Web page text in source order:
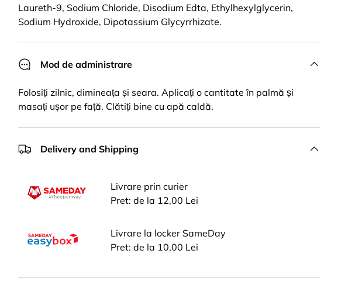
Laureth-9, Sodium Chloride, Disodium Edta, Ethylhexylglycerin,
Sodium Hydroxide, Dipotassium Glycyrrhizate.
Mod de administrare
Folosiți zilnic, dimineața și seara. Aplicați o cantitate în palmă și
masați ușor pe față. Clătiți bine cu apă caldă.
Delivery and Shipping
Livrare prin curier
Pret: de la 12,00 Lei
Livrare la locker SameDay
Pret: de la 10,00 Lei